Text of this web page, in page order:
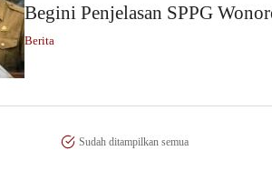
Begini Penjelasan SPPG
Berita
Sudah ditampilkan semua